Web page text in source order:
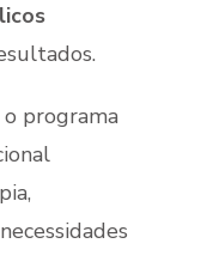
programa